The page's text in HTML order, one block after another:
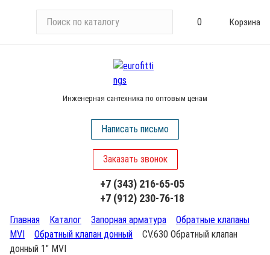
и
у
0 Корзина
Инженерная сантехника по оптовым ценам
Написать письмо
Заказать звонок
+7 (343) 216-65-05
+7 (912) 230-76-18
Главная Каталог Запорная арматура
Обратные клапаны
MVI
Обратный клапан донный
CV.630 Обратный клапан
донный 1" MVI